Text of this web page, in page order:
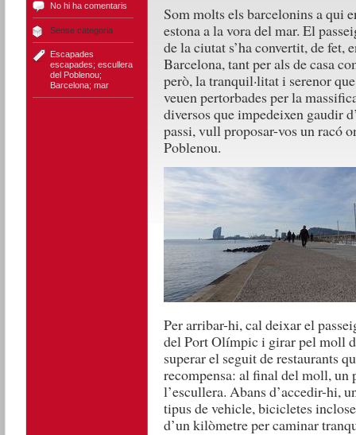
No hi ha comentaris
Sense categoria
Escapades
escapades; escullera
del Poblenou;
Barcelona; mar
Som molts els barcelonins a qui
estona a la vora del mar. El
de la ciutat s’ha convertit, de fet,
Barcelona, tant per als de casa
però, la tranquil·litat i serenor
veuen pertorbades per la
diversos que impedeixen gaudir
passi, vull proposar-vos un racó
Poblenou.
Per arribar-hi, cal deixar el
del Port Olímpic i girar pel moll
superar el seguit de restaurants
recompensa: al final del moll, un
l’escullera. Abans d’accedir-hi,
tipus de vehicle, bicicletes
d’un kilòmetre per caminar